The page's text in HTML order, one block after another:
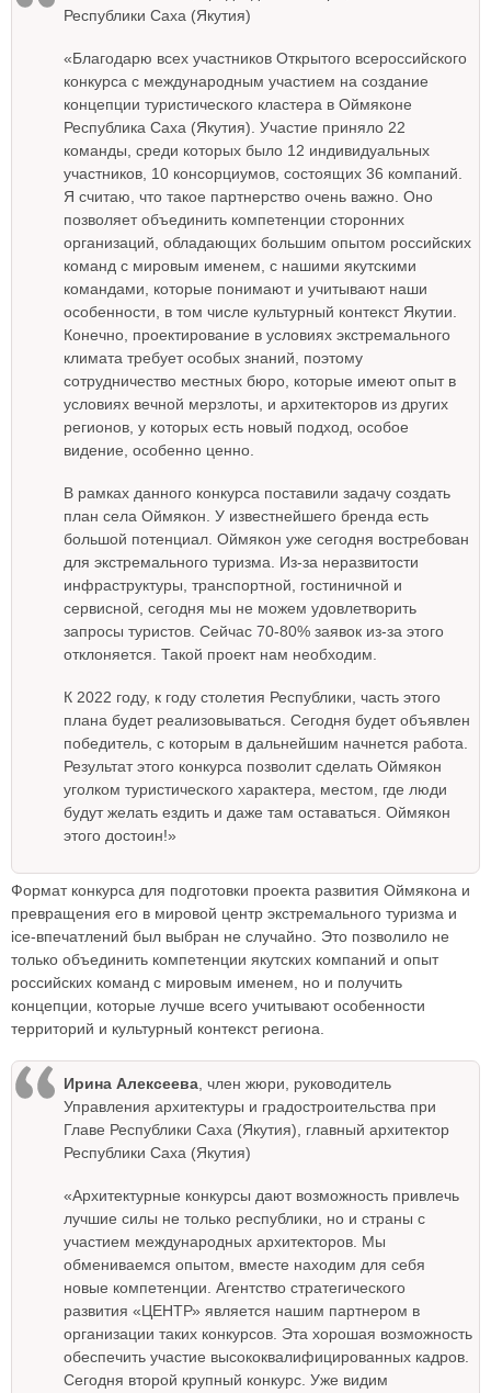
Республики Саха (Якутия)
«Благодарю всех участников Открытого всероссийского
конкурса с международным участием на создание
концепции туристического кластера в Оймяконе
Республика Саха (Якутия). Участие приняло 22
команды, среди которых было 12 индивидуальных
участников, 10 консорциумов, состоящих 36 компаний.
Я считаю, что такое партнерство очень важно. Оно
позволяет объединить компетенции сторонних
организаций, обладающих большим опытом российских
команд с мировым именем, с нашими якутскими
командами, которые понимают и учитывают наши
особенности, в том числе культурный контекст Якутии.
Конечно, проектирование в условиях экстремального
климата требует особых знаний, поэтому
сотрудничество местных бюро, которые имеют опыт в
условиях вечной мерзлоты, и архитекторов из других
регионов, у которых есть новый подход, особое
видение, особенно ценно.
В рамках данного конкурса поставили задачу создать
план села Оймякон. У известнейшего бренда есть
большой потенциал. Оймякон уже сегодня востребован
для экстремального туризма. Из-за неразвитости
инфраструктуры, транспортной, гостиничной и
сервисной, сегодня мы не можем удовлетворить
запросы туристов. Сейчас 70-80% заявок из-за этого
отклоняется. Такой проект нам необходим.
К 2022 году, к году столетия Республики, часть этого
плана будет реализовываться. Сегодня будет объявлен
победитель, с которым в дальнейшим начнется работа.
Результат этого конкурса позволит сделать Оймякон
уголком туристического характера, местом, где люди
будут желать ездить и даже там оставаться. Оймякон
этого достоин!»
Формат конкурса для подготовки проекта развития Оймякона и
превращения его в мировой центр экстремального туризма и
ice-впечатлений был выбран не случайно. Это позволило не
только объединить компетенции якутских компаний и опыт
российских команд с мировым именем, но и получить
концепции, которые лучше всего учитывают особенности
территорий и культурный контекст региона.
Ирина Алексеева , член жюри, руководитель
Управления архитектуры и градостроительства при
Главе Республики Саха (Якутия), главный архитектор
Республики Саха (Якутия)
«Архитектурные конкурсы дают возможность привлечь
лучшие силы не только республики, но и страны с
участием международных архитекторов. Мы
обмениваемся опытом, вместе находим для себя
новые компетенции. Агентство стратегического
развития «ЦЕНТР» является нашим партнером в
организации таких конкурсов. Эта хорошая возможность
обеспечить участие высококвалифицированных кадров.
Сегодня второй крупный конкурс. Уже видим